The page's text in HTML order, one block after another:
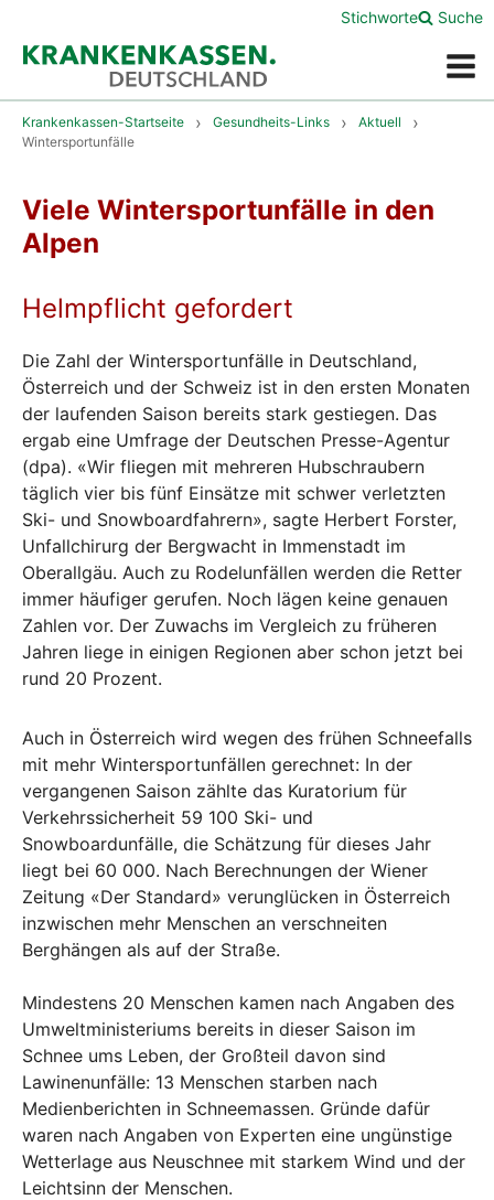
Menü
Stichworte Suche
Krankenkassen-Startseite Gesundheits-Links
Aktuell
Wintersportunfälle
Viele Wintersportunfälle in den
Alpen
Helmpflicht gefordert
Die Zahl der Wintersportunfälle in Deutschland,
Österreich und der Schweiz ist in den ersten Monaten
der laufenden Saison bereits stark gestiegen. Das
ergab eine Umfrage der Deutschen Presse-Agentur
(dpa). «Wir fliegen mit mehreren Hubschraubern
täglich vier bis fünf Einsätze mit schwer verletzten
Ski- und Snowboardfahrern», sagte Herbert Forster,
Unfallchirurg der Bergwacht in Immenstadt im
Oberallgäu. Auch zu Rodelunfällen werden die Retter
immer häufiger gerufen. Noch lägen keine genauen
Zahlen vor. Der Zuwachs im Vergleich zu früheren
Jahren liege in einigen Regionen aber schon jetzt bei
rund 20 Prozent.
Auch in Österreich wird wegen des frühen Schneefalls
mit mehr Wintersportunfällen gerechnet: In der
vergangenen Saison zählte das Kuratorium für
Verkehrssicherheit 59 100 Ski- und
Snowboardunfälle, die Schätzung für dieses Jahr
liegt bei 60 000. Nach Berechnungen der Wiener
Zeitung «Der Standard» verunglücken in Österreich
inzwischen mehr Menschen an verschneiten
Berghängen als auf der Straße.
Mindestens 20 Menschen kamen nach Angaben des
Umweltministeriums bereits in dieser Saison im
Schnee ums Leben, der Großteil davon sind
Lawinenunfälle: 13 Menschen starben nach
Medienberichten in Schneemassen. Gründe dafür
waren nach Angaben von Experten eine ungünstige
Wetterlage aus Neuschnee mit starkem Wind und der
Leichtsinn der Menschen.